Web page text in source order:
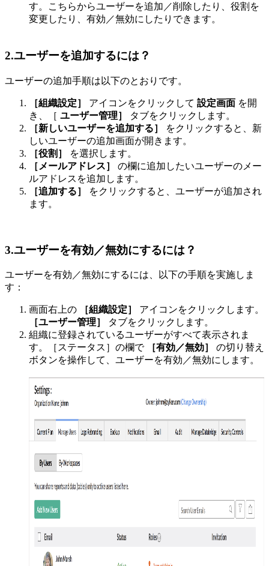
す。こちらからユーザーを追加／削除したり、役割を
変更したり、有効／無効にしたりできます。
2.ユーザーを追加するには？
ユーザーの追加手順は以下のとおりです。
［組織設定］ アイコンをクリックして 設定画面 を開
き、［ ユーザー管理］
タブをクリックします。
［新しいユーザーを追加する］
をクリックすると、新
しいユーザーの追加画面が開きます。
［役割］
を選択します。
［メールアドレス］ の欄に追加したいユーザーのメー
ルアドレスを追加します。
［追加する］
をクリックすると、ユーザーが追加され
ます。
3.ユーザーを有効／無効にするには？
ユーザーを有効／無効にするには、以下の手順を実施しま
す：
画面右上の ［組織設定］ アイコンをクリックします。
［ユーザー管理］
タブをクリックします。
組織に登録されているユーザーがすべて表示されま
す。［ステータス］の欄で
［有効／無効］ の切り替え
ボタンを操作して、ユーザーを有効／無効にします。